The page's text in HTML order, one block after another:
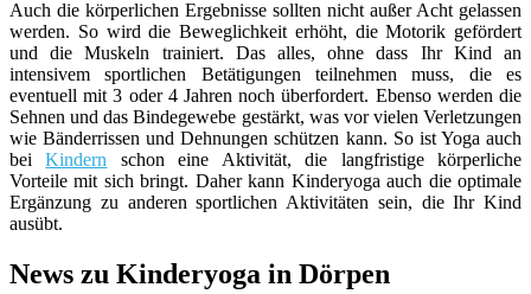
Auch die körperlichen Ergebnisse sollten nicht außer Acht gelassen
werden. So wird die Beweglichkeit erhöht, die Motorik gefördert
und die Muskeln trainiert. Das alles, ohne dass Ihr Kind an
intensivem sportlichen Betätigungen teilnehmen muss, die es
eventuell mit 3 oder 4 Jahren noch überfordert. Ebenso werden die
Sehnen und das Bindegewebe gestärkt, was vor vielen Verletzungen
wie Bänderrissen und Dehnungen schützen kann. So ist Yoga auch
beiKindern schon eine Aktivität, die langfristige körperliche
Vorteile mit sich bringt. Daher kann Kinderyoga auch die optimale
Ergänzung zu anderen sportlichen Aktivitäten sein, die Ihr Kind
ausübt.
News zu Kinderyoga in Dörpen